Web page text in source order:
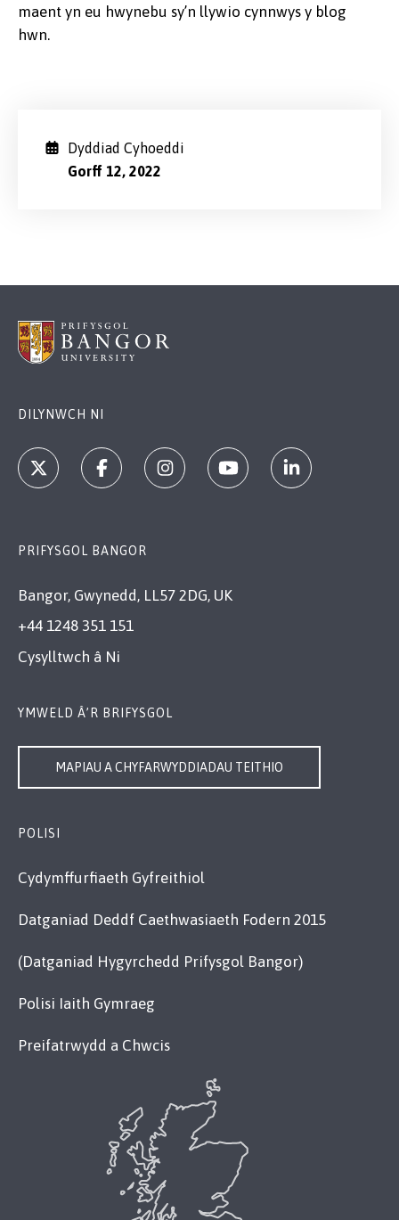
maent yn eu hwynebu sy’n llywio cynnwys y blog
hwn.
Dyddiad Cyhoeddi
Gorff 12, 2022
DILYNWCH NI
PRIFYSGOL BANGOR
Bangor, Gwynedd, LL57 2DG, UK
+44 1248 351 151
Cysylltwch â Ni
YMWELD Â’R BRIFYSGOL
MAPIAU A CHYFARWYDDIADAU TEITHIO
POLISI
Cydymffurfiaeth Gyfreithiol
Datganiad Deddf Caethwasiaeth Fodern 2015
(Datganiad Hygyrchedd Prifysgol Bangor)
Polisi Iaith Gymraeg
Preifatrwydd a Chwcis